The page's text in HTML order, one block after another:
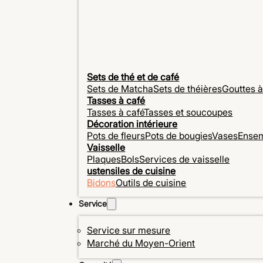
Sets de thé et de café
Sets de MatchaSets de théièresGouttes
Tasses à café
Tasses à caféTasses et soucoupes
Décoration intérieure
Pots de fleursPots de bougiesVases
Vaisselle
PlaquesBolsServices de vaisselle
ustensiles de cuisine
BidonsOutils de cuisine
Service
Service sur mesure
Marché du Moyen-Orient